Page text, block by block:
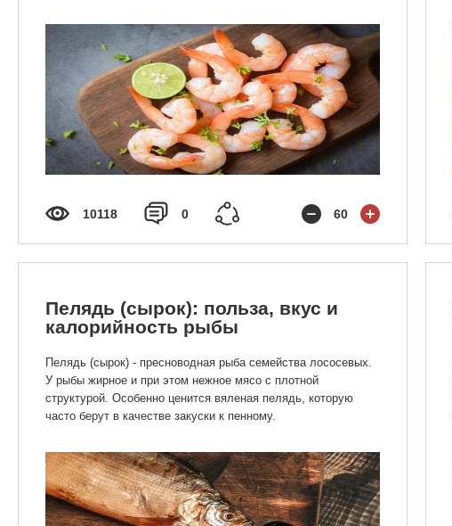
10118 0 60
Пелядь (сырок): польза, вкус и
калорийность рыбы
Пелядь (сырок) - пресноводная рыба семейства лососевых.
У рыбы жирное и при этом нежное мясо с плотной
структурой. Особенно ценится вяленая пелядь, которую
часто берут в качестве закуски к пенному.